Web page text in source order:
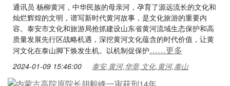
通讯员 杨柳黄河，中华民族的母亲河，孕育了源远流长的文化和
灿烂辉煌的文明，谱写新时代黄河故事，是文化旅游的重要内
容。泰安市文化和旅游局抢抓建设山东省黄河流域生态保护和高
质量发展先行区战略机遇，深挖黄河文化蕴含的时代价值，让黄
河文化在泰山脚下焕发生机。以机制促保护……更多
2024-01-09 15:46:00 泰安,黄河,华章,文化,黄河,泰山